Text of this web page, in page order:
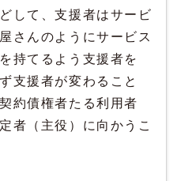
して、支援者はサービ
さんのようにサービス
持てるよう支援者を
支援者が変わること
約債権者たる利用者
者（主役）に向かうこ